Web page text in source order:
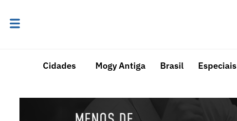
Cidades Mogy Antiga Brasil Especiais